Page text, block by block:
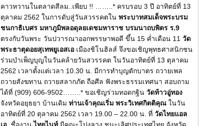
คาวหวานในตลาดสีลม..เพียบ !! ……..* ครบรอบ 3 ปี อาทิตย์ที่ 13
ตุลาคม 2562 ในการดับสู่วันสวรรคตใน พระบาทสมเด็จพระบรม
ชนกาธิเบศร มหาภูมิพลอดุลยเดชมหาราช บรมนาถบพิตร ร.9
ตรงกับวันพระ วันปวารณาออกพรรษาพอดี ขึ้น 15 ค่ำเดือน 11 วัด
พระธาตุดอยสุเทพยูเอสเอ เมืองชิโนฮิลส์ จึงขอเชิญพุทธศาสนิกชน
ร่วมบำเพ็ญบุญในวันคล้ายวันสวรรคต ในวันอาทิตย์ที่ 13 ตุลาคม
2562 เวลาตั้งแต่เวลา 10.30 น. มีการทำบุญตักบาตร ถวายเพล
ถวายสังฆทาน ถวายสลากภัต ถือศีล ฟังพระธรรมเทศนา สอบถาม
ได้ที่ (909) 606-9502……..* ขอเชิญร่วมทอดกฐิน วัดท้าวอู่ทอง
จังหวัดอยุธยา บ้านเดิม ท่านเจ้าคุณเริ่ม พระวิเทศกิตติคุณ ในวัน
อาทิตย์ที่ 20 ตุลาคม 2562 เวลา 19.00 – 22.00 น. ที่ วัดไทยแอล